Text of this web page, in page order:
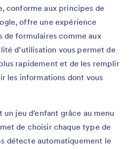
conforme aux principes de
offre une expérience
de formulaires comme aux
d’utilisation vous permet de
rapidement et de les remplir
les informations dont vous
un jeu d’enfant grâce au menu
de choisir chaque type de
détecte automatiquement le